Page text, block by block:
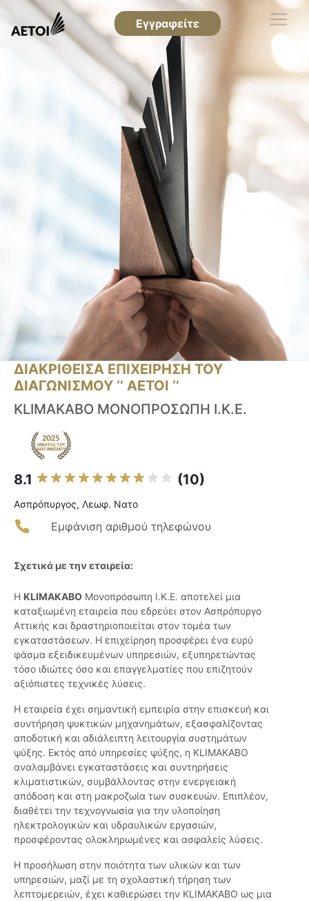
Εγγραφείτε
ΔΙΑΚΡΙΘΕΙΣΑ ΕΠΙΧΕΙΡΗΣΗ ΤΟΥ
ΔΙΑΓΩΝΙΣΜΟΥ ‘’ ΑΕΤΟΙ ‘’
KLIMAKABO ΜΟΝΟΠΡΟΣΩΠΗ I.K.E.
8.1 (10)
Ασπρόπυργος, Λεωφ. Νατο
Εμφάνιση αριθμού τηλεφώνου
Σχετικά με την εταιρεία:
Η KLIMAKABO Μονοπρόσωπη Ι.Κ.Ε. αποτελεί μια
καταξιωμένη εταιρεία που εδρεύει στον Ασπρόπυργο
Αττικής και δραστηριοποιείται στον τομέα των
εγκαταστάσεων. Η επιχείρηση προσφέρει ένα ευρύ
φάσμα εξειδικευμένων υπηρεσιών, εξυπηρετώντας
τόσο ιδιώτες όσο και επαγγελματίες που επιζητούν
αξιόπιστες τεχνικές λύσεις.
Η εταιρεία έχει σημαντική εμπειρία στην επισκευή και
συντήρηση ψυκτικών μηχανημάτων, εξασφαλίζοντας
αποδοτική και αδιάλειπτη λειτουργία συστημάτων
ψύξης. Εκτός από υπηρεσίες ψύξης, η KLIMAKABO
αναλαμβάνει εγκαταστάσεις και συντηρήσεις
κλιματιστικών, συμβάλλοντας στην ενεργειακή
απόδοση και στη μακροζωία των συσκευών. Επιπλέον,
διαθέτει την τεχνογνωσία για την υλοποίηση
ηλεκτρολογικών και υδραυλικών εργασιών,
προσφέροντας ολοκληρωμένες και ασφαλείς λύσεις.
Η προσήλωση στην ποιότητα των υλικών και των
υπηρεσιών, μαζί με τη σχολαστική τήρηση των
λεπτομερειών, έχει καθιερώσει την KLIMAKABO ως μια